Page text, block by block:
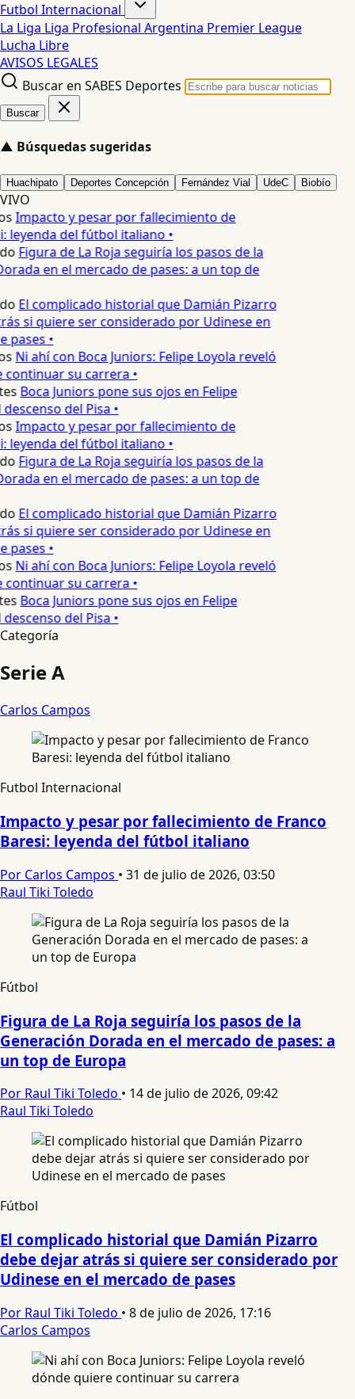
Futbol Internacional
La Liga Liga Profesional Argentina Premier League
Lucha Libre
AVISOS LEGALES
Buscar en SABES Deportes
Buscar
▲ Búsquedas sugeridas
Huachipato Deportes Concepción Fernández Vial UdeC Biobío
VIVO
Impacto y pesar por fallecimiento de
leyenda del fútbol italiano •
Figura de La Roja seguiría los pasos de la
en el mercado de pases: a un top de
El complicado historial que Damián Pizarro
si quiere ser considerado por Udinese en
pases •
Ni ahí con Boca Juniors: Felipe Loyola reveló
su carrera •
Boca Juniors pone sus ojos en Felipe
del Pisa •
Impacto y pesar por fallecimiento de
leyenda del fútbol italiano •
Figura de La Roja seguiría los pasos de la
en el mercado de pases: a un top de
El complicado historial que Damián Pizarro
si quiere ser considerado por Udinese en
pases •
Ni ahí con Boca Juniors: Felipe Loyola reveló
su carrera •
Boca Juniors pone sus ojos en Felipe
del Pisa •
Categoría
Serie A
Carlos Campos
Futbol Internacional
Impacto y pesar por fallecimiento de Franco
Baresi: leyenda del fútbol italiano
Por Carlos Campos • 31 de julio de 2026, 03:50
Raul Tiki Toledo
Fútbol
Figura de La Roja seguiría los pasos de la
Generación Dorada en el mercado de pases: a
un top de Europa
Por Raul Tiki Toledo • 14 de julio de 2026, 09:42
Raul Tiki Toledo
Fútbol
El complicado historial que Damián Pizarro
debe dejar atrás si quiere ser considerado por
Udinese en el mercado de pases
Por Raul Tiki Toledo • 8 de julio de 2026, 17:16
Carlos Campos